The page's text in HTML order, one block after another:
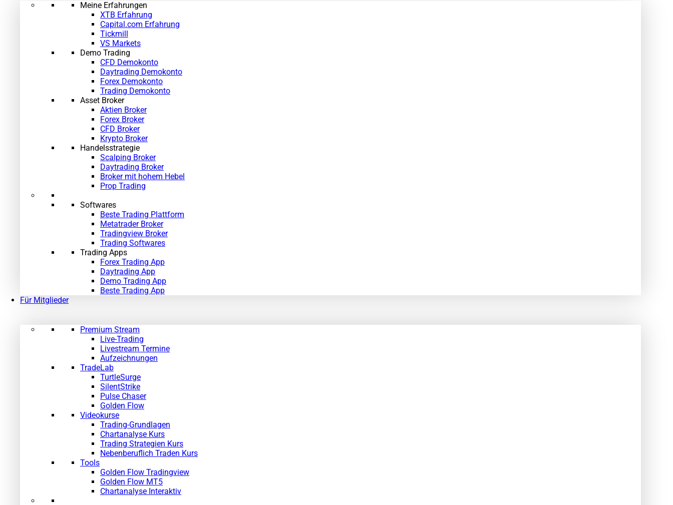
Meine Erfahrungen
XTB Erfahrung
Capital.com Erfahrung
Tickmill
VS Markets
Demo Trading
CFD Demokonto
Daytrading Demokonto
Forex Demokonto
Trading Demokonto
Asset Broker
Aktien Broker
Forex Broker
CFD Broker
Krypto Broker
Handelsstrategie
Scalping Broker
Daytrading Broker
Broker mit hohem Hebel
Prop Trading
Softwares
Beste Trading Plattform
Metatrader Broker
Tradingview Broker
Trading Softwares
Trading Apps
Forex Trading App
Daytrading App
Demo Trading App
Beste Trading App
Für Mitglieder
Premium Stream
Live-Trading
Livestream Termine
Aufzeichnungen
TradeLab
TurtleSurge
SilentStrike
Pulse Chaser
Golden Flow
Videokurse
Trading-Grundlagen
Chartanalyse Kurs
Trading Strategien Kurs
Nebenberuflich Traden Kurs
Tools
Golden Flow Tradingview
Golden Flow MT5
Chartanalyse Interaktiv